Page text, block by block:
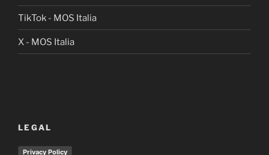
TikTok - MOS Italia
X - MOS Italia
LEGAL
Privacy Policy